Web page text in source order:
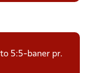
5:5-baner pr.